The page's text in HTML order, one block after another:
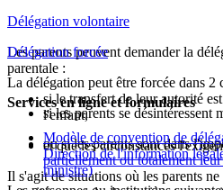
Délégation volontaire
Les parents peuvent demander la
parentale :
si le transfert de leur autorité
l'enfant,
et que les circonstances
Il s'agit de situations où les parents
Délégation forcée
La délégation peut être forcée dans 2
si les parents se désintéressent
ou si les parents sont dans
partiellement ou totalement
Services en ligne et formulaires
Modèle de convention de
Direction de l'information
ministre)